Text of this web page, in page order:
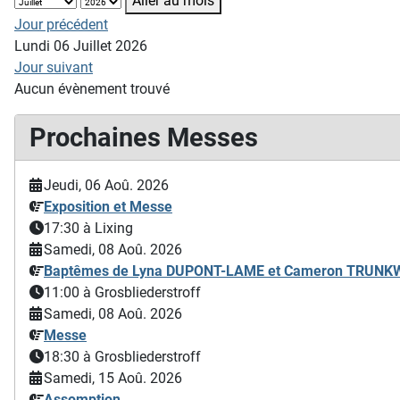
Jour précédent
Lundi 06 Juillet 2026
Jour suivant
Aucun évènement trouvé
Prochaines Messes
Jeudi, 06 Aoû. 2026
Exposition et Messe
17:30 à Lixing
Samedi, 08 Aoû. 2026
Baptêmes de Lyna DUPONT-LAME et Cameron
11:00 à Grosbliederstroff
Samedi, 08 Aoû. 2026
Messe
18:30 à Grosbliederstroff
Samedi, 15 Aoû. 2026